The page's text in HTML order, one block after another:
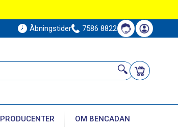
Åbningstider 7586 8822
PRODUCENTER OM BENCADAN